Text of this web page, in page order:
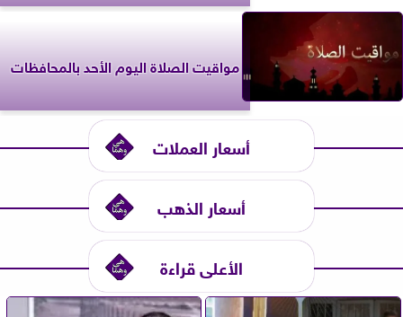
مواقيت الصلاة اليوم الأحد بالمحافظات
أسعار العملات
أسعار الذهب
الأعلى قراءة